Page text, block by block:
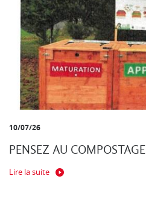
10/07/26
PENSEZ AU COMPOSTAGE
Lire la suite